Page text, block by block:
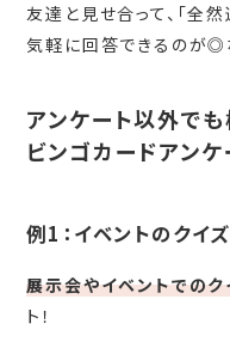
友達と見せ合って、「全
気軽に回答できるのが◎
アンケート以外で
ビンゴカードアン
例1：イベントのクイ
展示会やイベントでのク
ト！